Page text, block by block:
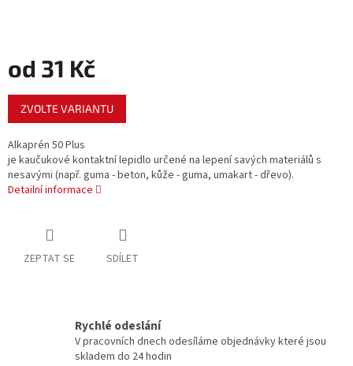
od 31 Kč
Měrná
cena:
ZVOLTE VARIANTU
Alkaprén 50 Plus
je kaučukové kontaktní lepidlo určené na lepení savých materiálů s
nesavými (např. guma - beton, kůže - guma, umakart - dřevo).
Detailní informace
ZEPTAT SE SDÍLET
Rychlé odeslání
V pracovních dnech odesíláme objednávky které jsou
skladem do 24 hodin